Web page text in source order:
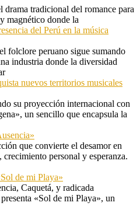
drama tradicional del romance para
magnético donde la
del Perú en la música
folclore peruano sigue sumando
industria donde la diversidad
nuevos territorios musicales
su proyección internacional con
un sencillo que encapsula la
que convierte el desamor en
personal y esperanza.
de mi Playa»
Caquetá, y radicada
«Sol de mi Playa», un